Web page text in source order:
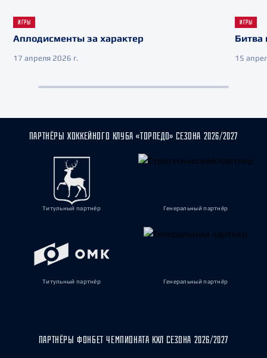
ИГРЫ
Аплодисменты за характер
17 апреля 2026 г.
ИГРЫ
Битва
15
ПАРТНЁРЫ ХОККЕЙНОГО КЛУБА «ТОРПЕДО» СЕЗОНА 2026/2027
Титульный партнёр Генеральный партнёр
Титульный партнёр Генеральный партнёр
ПАРТНЁРЫ ФОНБЕТ ЧЕМПИОНАТА КХЛ СЕЗОНА 2026/2027